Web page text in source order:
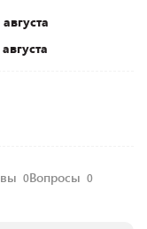
0Вопросы 0